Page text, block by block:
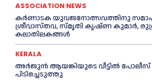
ASSOCIATION NEWS
കര്‍ണാടക യുവജനോത്സവത്തിനു
ശ്രീവാസ്തവ, സ്മൃതി കൃഷ്ണ കുമാര്‍,
കലാതിലകങ്ങള്‍
KERALA
അര്‍ജുൻ ആയങ്കിയുടെ വീട്ടില്‍ പോലീസ്
പിടിച്ചെടുത്തു